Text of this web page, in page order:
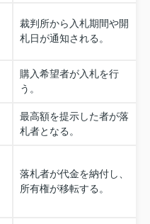
裁判所から入札期間や開
札日が通知される。
購入希望者が入札を行
う。
最高額を提示した者が落
札者となる。
落札者が代金を納付し、
所有権が移転する。